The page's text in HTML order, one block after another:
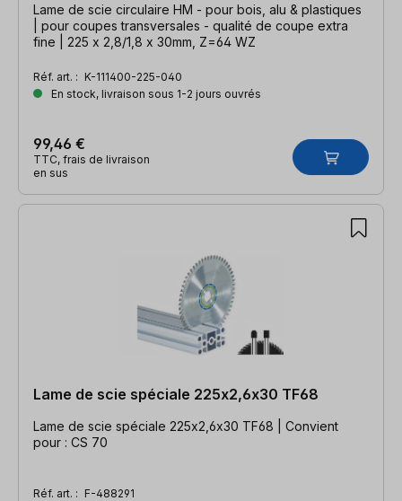
Lame de scie circulaire HM - pour bois, alu & plastiques
| pour coupes transversales - qualité de coupe extra
fine | 225 x 2,8/1,8 x 30mm, Z=64 WZ
Réf. art. : K-111400-225-040
En stock, livraison sous 1-2 jours ouvrés
99,46 €
TTC, frais de livraison
en sus
Lame de scie spéciale 225x2,6x30 TF68
Lame de scie spéciale 225x2,6x30 TF68 | Convient
pour : CS 70
Réf. art. : F-488291